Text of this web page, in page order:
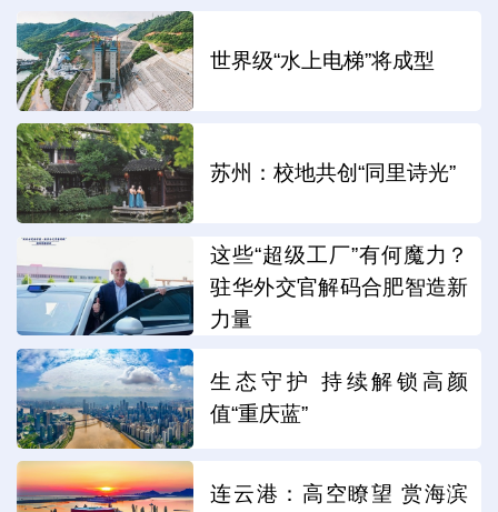
世界级“水上电梯”将成型
苏州：校地共创“同里诗光”
这些“超级工厂”有何魔力？
驻华外交官解码合肥智造新
力量
生态守护 持续解锁高颜
值“重庆蓝”
连云港：高空瞭望 赏海滨